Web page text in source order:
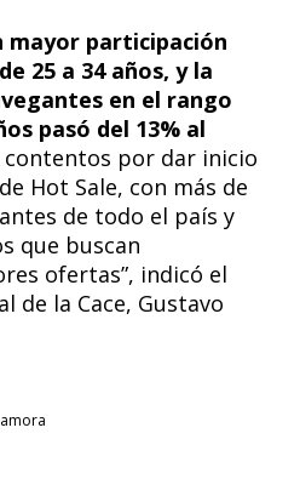
mayor participación
25 a 34 años, y la
en el rango
pasó del 13% al
contentos por dar inicio
Hot Sale, con más de
de todo el país y
que buscan
ofertas”, indicó el
la Cace, Gustavo